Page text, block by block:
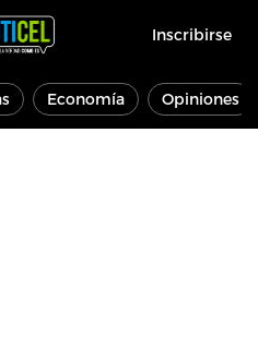
Inscribirse
Economía Opiniones